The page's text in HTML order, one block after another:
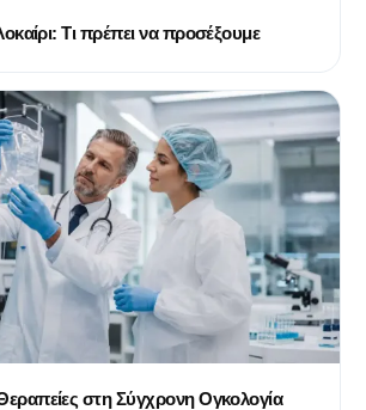
Τι πρέπει να προσέξουμε
στη Σύγχρονη Ογκολογία